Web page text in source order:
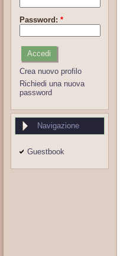
Password: *
Crea nuovo profilo
Richiedi una nuova
password
Navigazione
Guestbook